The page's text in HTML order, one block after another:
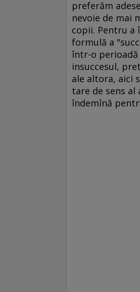
preferăm
nevoie de mai
copii. Pentru a
formulă a
într-o perioadă
insuccesul,
ale altora, aici
tare de sens
îndemînă